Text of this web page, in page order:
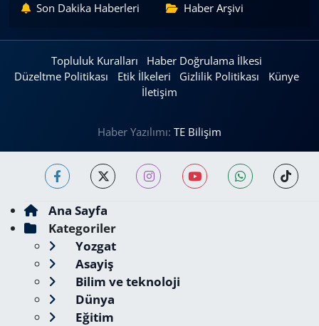
Son Dakika Haberleri Haber Arşivi
Topluluk Kuralları
Haber Doğrulama İlkesi
Düzeltme Politikası
Etik İlkeleri Gizlilik Politikası
Künye
İletişim
Haber Yazılımı: TE Bilişim
Ana Sayfa
Kategoriler
Yozgat
Asayiş
Bilim ve teknoloji
Dünya
Eğitim